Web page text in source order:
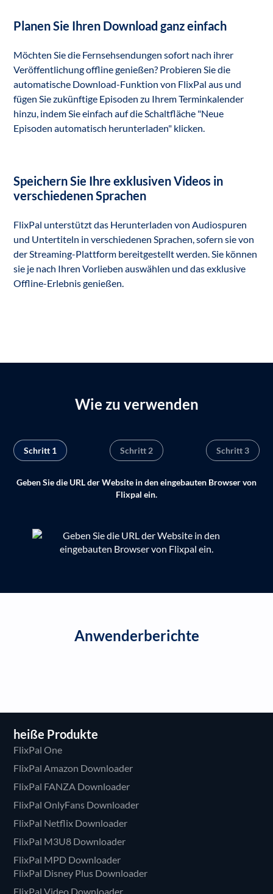
Planen Sie Ihren Download ganz einfach
Möchten Sie die Fernsehsendungen sofort nach ihrer
Veröffentlichung offline genießen? Probieren Sie die
automatische Download-Funktion von FlixPal aus und
fügen Sie zukünftige Episoden zu Ihrem Terminkalender
hinzu, indem Sie einfach auf die Schaltfläche "Neue
Episoden automatisch herunterladen" klicken.
Speichern Sie Ihre exklusiven Videos in
verschiedenen Sprachen
FlixPal unterstützt das Herunterladen von Audiospuren
und Untertiteln in verschiedenen Sprachen, sofern sie von
der Streaming-Plattform bereitgestellt werden. Sie können
sie je nach Ihren Vorlieben auswählen und das exklusive
Offline-Erlebnis genießen.
Wie zu verwenden
Schritt 1 Schritt 2 Schritt 3
Geben Sie die URL der Website in den eingebauten Browser von
Flixpal ein.
Anwenderberichte
heiße Produkte
FlixPal One
FlixPal Amazon Downloader
FlixPal FANZA Downloader
FlixPal OnlyFans Downloader
FlixPal Netflix Downloader
FlixPal M3U8 Downloader
FlixPal MPD Downloader
FlixPal Disney Plus Downloader
FlixPal Video Downloader